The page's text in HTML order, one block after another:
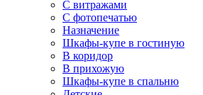
С витражами
С фотопечатью
Назначение
Шкафы-купе в гостиную
В коридор
В прихожую
Шкафы-купе в спальню